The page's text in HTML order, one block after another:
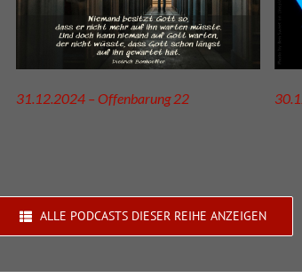
31.12.2024 – Offenbarung 22
ALLE PODCASTS DIESER REIHE ANZEIGEN